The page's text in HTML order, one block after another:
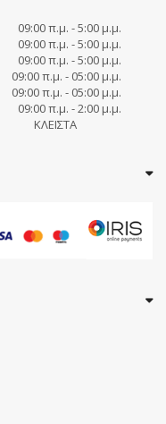
09:00 π.μ. - 5:00 μ.μ.
09:00 π.μ. - 5:00 μ.μ.
09:00 π.μ. - 5:00 μ.μ.
09:00 π.μ. - 05:00 μ.μ.
09:00 π.μ. - 05:00 μ.μ.
09:00 π.μ. - 2:00 μ.μ.
ΚΛΕΙΣΤΑ